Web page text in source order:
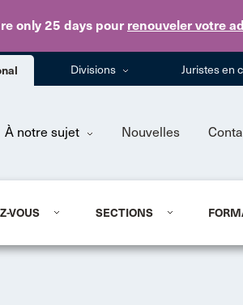
only 25 days pour renouveler votre
Divisions Juristes en
À notre sujet Nouvelles
VOUS SECTIONS